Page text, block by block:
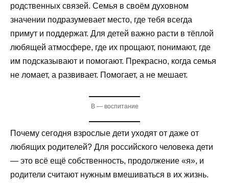
родственных связей. Семья в своём духовном
значении подразумевает место, где тебя всегда
примут и поддержат. Для детей важно расти в тёплой
любящей атмосфере, где их прощают, понимают, где
им подсказывают и помогают. Прекрасно, когда семья
не ломает, а развивает. Помогает, а не мешает.
В — воспитание
Почему сегодня взрослые дети уходят от даже от
любящих родителей? Для российского человека дети
— это всё ещё собственность, продолжение «я», и
родители считают нужным вмешиваться в их жизнь.